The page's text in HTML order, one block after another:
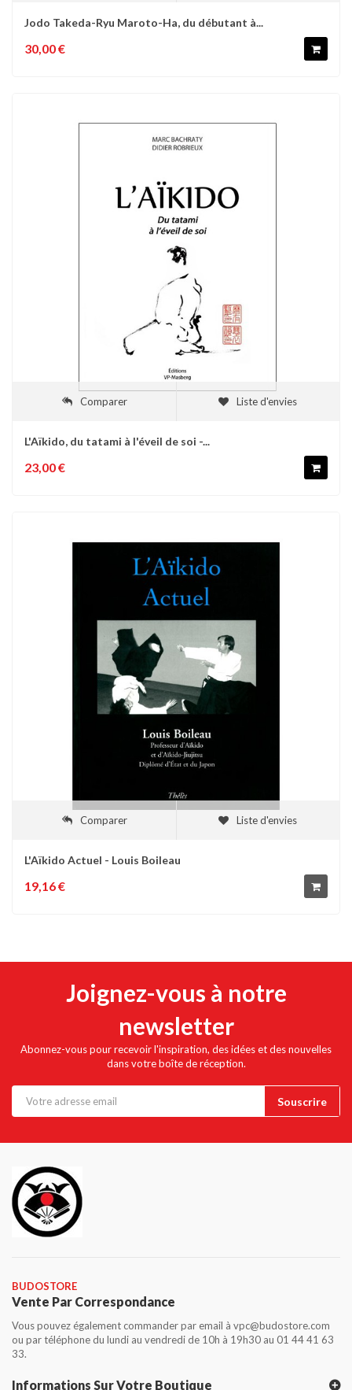
Jodo Takeda-Ryu Maroto-Ha, du débutant à...
30,00 €
Comparer Liste d'envies
L'Aïkido, du tatami à l'éveil de soi -...
23,00 €
Comparer Liste d'envies
L'Aïkido Actuel - Louis Boileau
19,16 €
Joignez-vous à notre
newsletter
Abonnez-vous pour recevoir l'inspiration, des idées et des nouvelles
dans votre boîte de réception.
BUDOSTORE
Vente Par Correspondance
Vous pouvez également commander par email à vpc@budostore.com
ou par téléphone du lundi au vendredi de 10h à 19h30 au 01 44 41 63
33.
Informations Sur Votre Boutique